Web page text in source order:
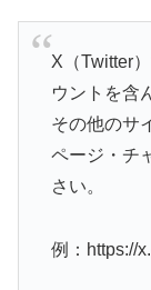
X（Twitter
ウントを含
その他のサ
ページ・チ
さい。
例：https://